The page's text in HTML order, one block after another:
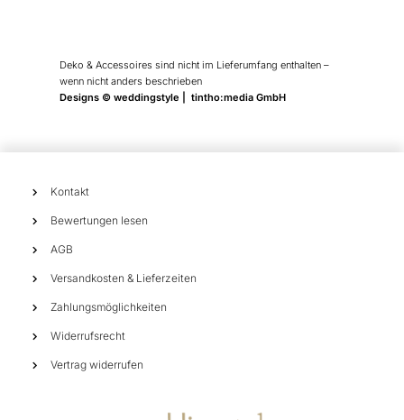
Deko & Accessoires sind nicht im Lieferumfang enthalten –
wenn nicht anders beschrieben
Designs © weddingstyle | tintho:media GmbH
Kontakt
Bewertungen lesen
AGB
Versandkosten & Lieferzeiten
Zahlungsmöglichkeiten
Widerrufsrecht
Vertrag widerrufen